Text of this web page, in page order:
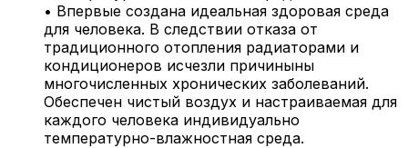
• Впервые создана идеальная здоровая среда
для человека. В следствии отказа от
традиционного отопления радиаторами и
кондиционеров исчезли причиныны
многочисленных хронических заболеваний.
Обеспечен чистый воздух и настраиваемая для
каждого человека индивидуально
температурно-влажностная среда.